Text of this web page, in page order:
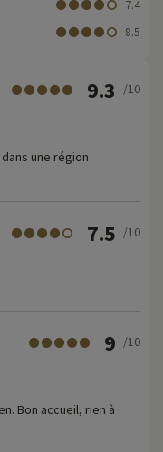
7.4
8.5
9.3 /10
une région
7.5 /10
9 /10
Bon accueil, rien à